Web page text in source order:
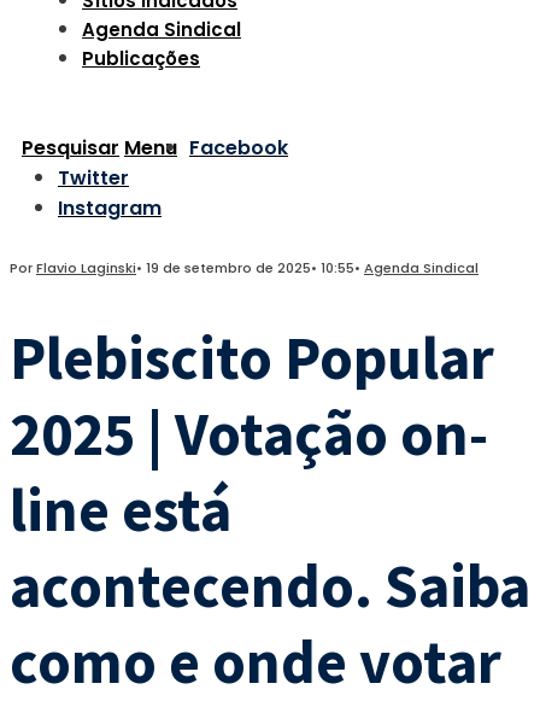
Agenda Sindical
Publicações
Pesquisar Menu Facebook
Twitter
Instagram
PorFlavio Laginski• 19 de setembro de 2025• 10:55• Agenda Sindical
Plebiscito Popular
2025 | Votação on-
line está
acontecendo. Saiba
como e onde votar